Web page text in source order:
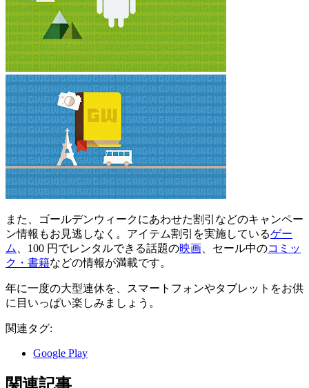
また、ゴールデンウィークにあわせた割引などのキャンペー
ン情報もお見逃しなく。アイテム割引を実施しているゲー
ム、100 円でレンタルできる話題の映画、セール中のコミッ
ク・書籍などの情報が満載です。
年に一度の大型連休を、スマートフォンやタブレットをお供
に目いっぱい楽しみましょう。
関連タグ:
Google Play